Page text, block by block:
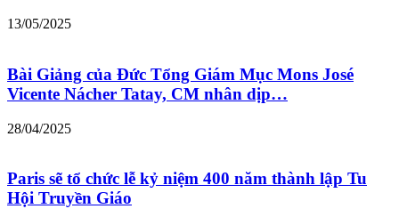
13/05/2025
Bài Giảng của Đức Tổng Giám Mục Mons José
Vicente Nácher Tatay, CM nhân dịp…
28/04/2025
Paris sẽ tổ chức lễ kỷ niệm 400 năm thành lập Tu
Hội Truyền Giáo